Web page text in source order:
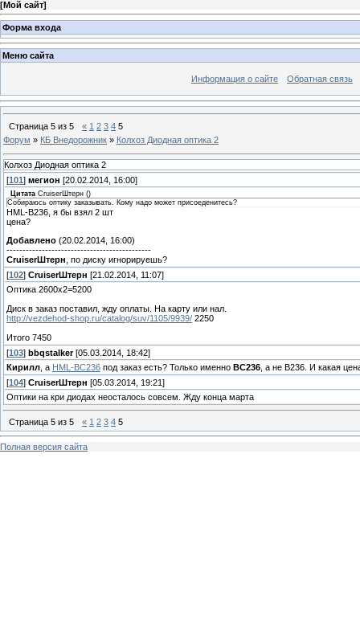
[Мой сайт]
Форма входа
Меню сайта
Информация о сайте Обратная связь
Страница 5 из 5 « 1 2 3 4 5
Форум » КБ Внедорожник » Колхоз Диодная оптика 2
Колхоз Диодная оптика 2
[101 ] мегион [20.02.2014, 16:00]
Цитата СruiserШтерн ()
Собираюсь оптику заказывать. Кому надо может присоеденитесь?
HML-B236, я бы взял 2 шт
цена?
Добавлено (20.02.2014, 16:00)
---------------------------------------------
СruiserШтерн , по диску игнорируешь?
[102] СruiserШтерн [21.02.2014, 11:07]
Оптика 2600х2=5200
Диск в заказ поставил, жду оплаты. На карту или нал.
http://vezdehod-shop.ru/catalog/suv/1105/9939/ 2250
Итого 7450
[103] bbqstalker[05.03.2014, 18:42]
Кирилл , а HML-BC236 под заказ есть? Только именно BC236 , а не B236. И какая
[104] СruiserШтерн [05.03.2014, 19:21]
Оптики на кри диодах неосталось совсем. Жду конца марта
Страница 5 из 5 « 1 2 3 4 5
Полная версия сайта